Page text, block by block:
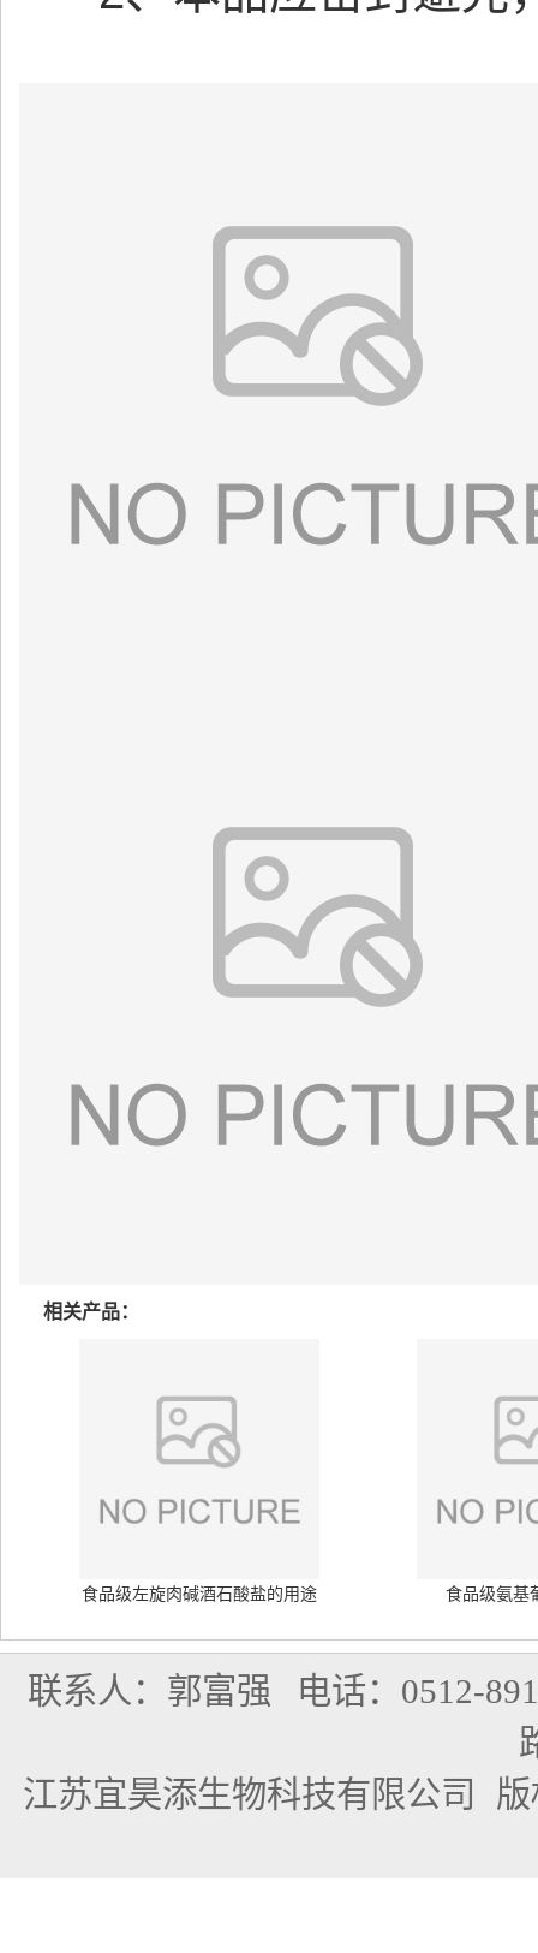
相关产品：
食品级左旋肉碱酒石酸盐的用途 食品级氨基
联系人：郭富强 电话：0512-
江苏宜昊添生物科技有限公司